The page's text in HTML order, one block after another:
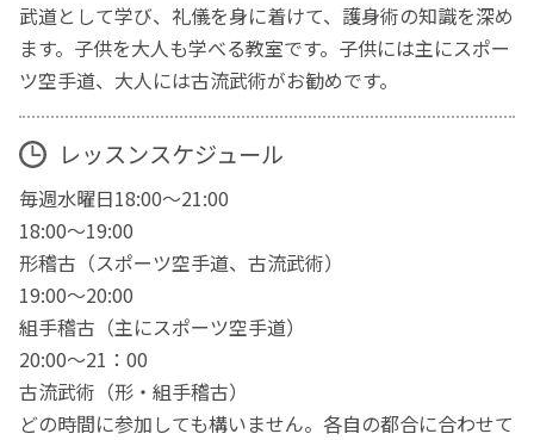
武道として学び、礼儀を身に着けて、護身術の知識を深め
ます。子供を大人も学べる教室です。子供には主にスポー
ツ空手道、大人には古流武術がお勧めです。
レッスンスケジュール
毎週水曜日18:00～21:00
18:00～19:00
形稽古（スポーツ空手道、古流武術）
19:00～20:00
組手稽古（主にスポーツ空手道）
20:00～21：00
古流武術（形・組手稽古）
どの時間に参加しても構いません。各自の都合に合わせて